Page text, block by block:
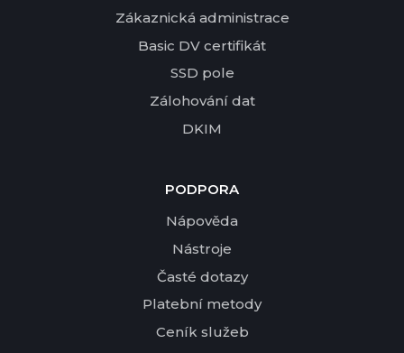
Zákaznická administrace
Basic DV certifikát
SSD pole
Zálohování dat
DKIM
PODPORA
Nápověda
Nástroje
Časté dotazy
Platební metody
Ceník služeb